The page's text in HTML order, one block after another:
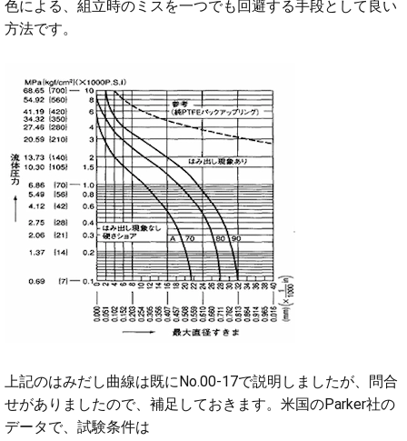
色による、組立時のミスを一つでも回避する手段として良い
方法です。
上記のはみだし曲線は既にNo.00-17で説明しましたが、問合
せがありましたので、補足しておきます。米国のParker社の
データで、試験条件は